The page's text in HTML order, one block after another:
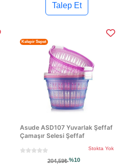
Talep Et
Asude ASD107 Yuvarlak Şeffaf
Çamaşır Selesi Şeffaf
Kelepir Sepet
Stokta Yok
204,59₺%10